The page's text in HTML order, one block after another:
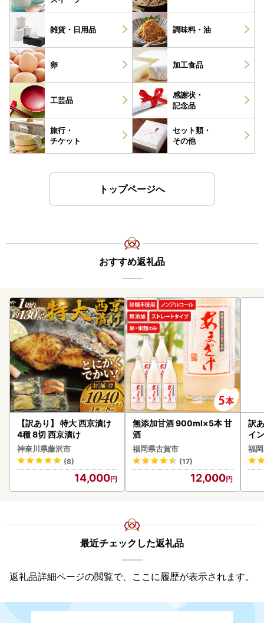
雑貨・ 日用品 調味料・ 油
卵 加工食品
工芸品
感謝状・
記念品
旅行・
チケット
セット類・
その他
トップページへ
おすすめ返礼品
【訳あり】 特大 西京漬け
4種 8切 西京漬け
神奈川県藤沢市
(8)
14,000
無添加甘酒 900ml×5本 甘
酒
福岡県古賀市
(17)
12,000
訳
イ
福
最近チェックした返礼品
返礼品詳細ページの閲覧で、ここに履歴が表示されます。